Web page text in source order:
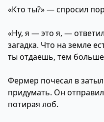
«Кто ты?» — спросил
«Ну, я — это я, —
загадка. Что на земле
ты отдаешь, тем
Фермер почесал в
придумать. Он
потирая лоб.